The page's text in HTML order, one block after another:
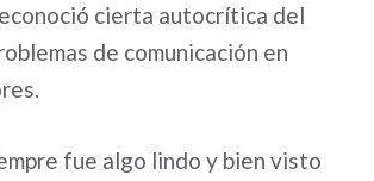
cierta autocrítica del
de comunicación en
fue algo lindo y bien visto